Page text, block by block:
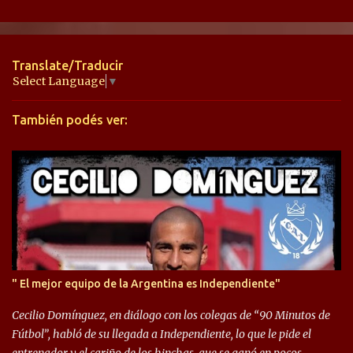
n
a
r
i
s
Translate/Traducir
Select Language ▼
También podés ver:
" El mejor equipo de la Argentina es Independiente"
Cecilio Domínguez, en diálogo con los colegas de “90 Minutos de
Fútbol”, habló de su llegada a Independiente, lo que le pide el